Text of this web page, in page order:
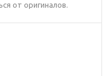
от оригиналов.